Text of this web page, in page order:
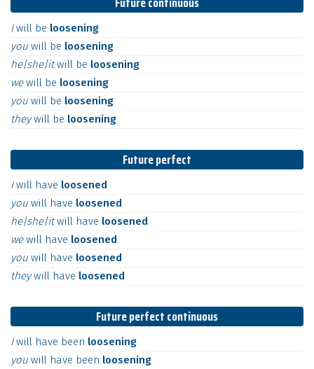
Iwill be loosening
you will be loosening
he|she|itwill be loosening
wewill be loosening
you will be loosening
theywill be loosening
Future perfect
Iwill have loosened
you will have loosened
he|she|itwill have loosened
wewill have loosened
you will have loosened
theywill have loosened
Future perfect continuous
Iwill have been loosening
you will have been loosening